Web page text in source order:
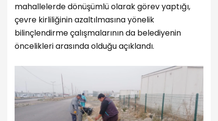
mahallelerde dönüşümlü olarak görev yaptığı,
çevre kirliliğinin azaltılmasına yönelik
bilinçlendirme çalışmalarının da belediyenin
öncelikleri arasında olduğu açıklandı.